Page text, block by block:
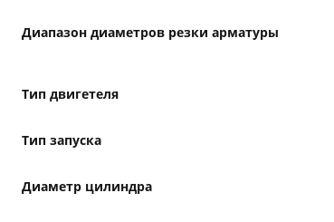
Диапазон диаметров резки арматуры
Тип двигетеля
Тип запуска
Диаметр цилиндра